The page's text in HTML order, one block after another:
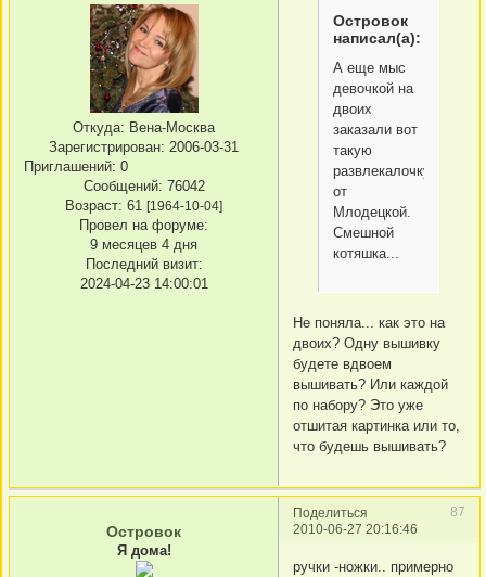
Откуда: Вена-Москва
Зарегистрирован: 2006-03-31
Приглашений: 0
Сообщений: 76042
Возраст: 61 [1964-10-04]
Провел на форуме:
9 месяцев 4 дня
Последний визит:
2024-04-23 14:00:01
Островок
написал(а):
А еще мыс
девочкой на
двоих
заказали вот
такую
развлекалочку
от
Млодецкой.
Смешной
котяшка...
Не поняла... как это на
двоих? Одну вышивку
будете вдвоем
вышивать? Или каждой
по набору? Это уже
отшитая картинка или то,
что будешь вышивать?
Поделиться
87
2010-06-27 20:16:46
Островок
Я дома!
ручки -ножки.. примерно